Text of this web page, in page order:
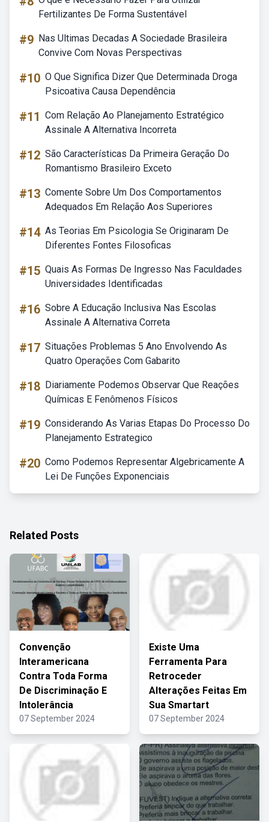
Fertilizantes De Forma Sustentável
#9 Nas Ultimas Decadas A Sociedade Brasileira
Convive Com Novas Perspectivas
#10 O Que Significa Dizer Que Determinada Droga
Psicoativa Causa Dependência
#11 Com Relação Ao Planejamento Estratégico
Assinale A Alternativa Incorreta
#12 São Características Da Primeira Geração Do
Romantismo Brasileiro Exceto
#13 Comente Sobre Um Dos Comportamentos
Adequados Em Relação Aos Superiores
#14 As Teorias Em Psicologia Se Originaram De
Diferentes Fontes Filosoficas
#15 Quais As Formas De Ingresso Nas Faculdades
Universidades Identificadas
#16 Sobre A Educação Inclusiva Nas Escolas
Assinale A Alternativa Correta
#17 Situações Problemas 5 Ano Envolvendo As
Quatro Operações Com Gabarito
#18 Diariamente Podemos Observar Que Reações
Químicas E Fenômenos Físicos
#19 Considerando As Varias Etapas Do Processo Do
Planejamento Estrategico
#20 Como Podemos Representar Algebricamente A
Lei De Funções Exponenciais
Related Posts
Convenção
Interamericana
Contra Toda Forma
De Discriminação E
Intolerância
07 September 2024
Existe Uma
Ferramenta Para
Retroceder
Alterações Feitas Em
Sua Smartart
07 September 2024